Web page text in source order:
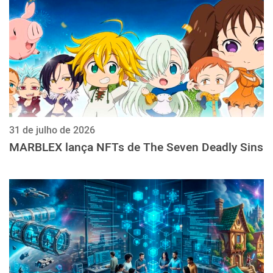
31 de julho de 2026
MARBLEX lança NFTs de The Seven Deadly Sins